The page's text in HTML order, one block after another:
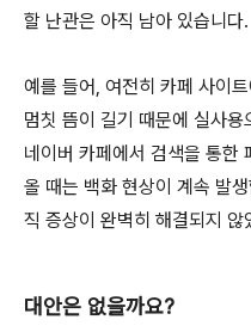
할 난관은 아직 남아 있습니다.
예를 들어, 여전히 카페 사이
멈칫 뜸이 길기 때문에 실사용
네이버 카페에서 검색을 통한
올 때는 백화 현상이 계속 발
직 증상이 완벽히 해결되지 않
대안은 없을까요?